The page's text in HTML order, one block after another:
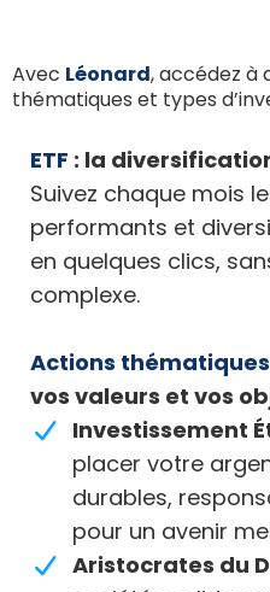
Avec Léonard, accédez à
thématiques et types
ETF : la
Suivez chaque mois
performants et
en quelques clics,
complexe.
Actions thématiques
vos valeurs et vos
Investissement
placer votre
durables,
pour un avenir
Aristocrates du